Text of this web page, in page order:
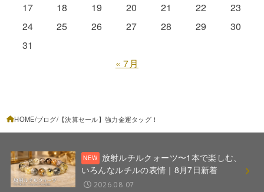
17
18 19 20 21 22
23
24
25 26 27 28 29
30
31
« 7月
HOME ブログ 【決算セール】強力金運タッグ！
放射ルチルクォーツ〜1本で楽しむ、
いろんなルチルの表情｜8月7日新着
2026.08.07